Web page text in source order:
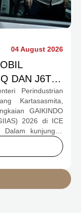
04 August 2026
DAN J6T
DI GIIAS
Perindustrian
Kartasasmita,
GAIKINDO
2026 di ICE
kunjungan
dua produk
Q, compact EV
(REEV) yang
jauh.